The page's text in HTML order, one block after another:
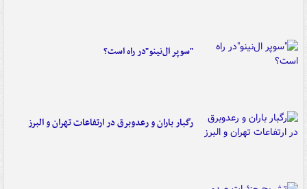
"سوپر ال‌نینو"در راه است؟
رگبار باران و رعدوبرق در ارتفاعات تهران و البرز